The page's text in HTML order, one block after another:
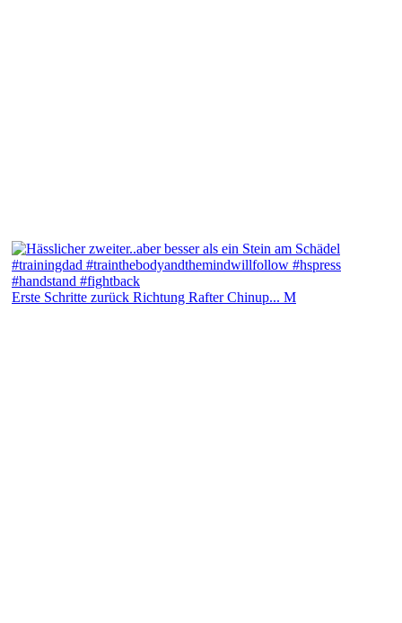
Erste Schritte zurück Richtung Rafter Chinup... M